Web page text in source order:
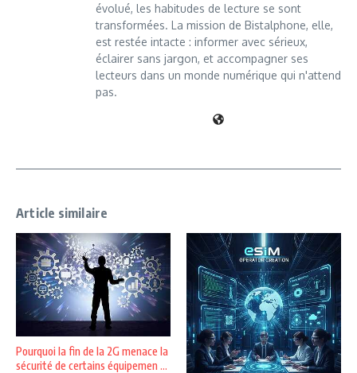
évolué, les habitudes de lecture se sont
transformées. La mission de Bistalphone, elle,
est restée intacte : informer avec sérieux,
éclairer sans jargon, et accompagner ses
lecteurs dans un monde numérique qui n'attend
pas.
Article similaire
Pourquoi la fin de la 2G menace la
sécurité de certains équipemen ...